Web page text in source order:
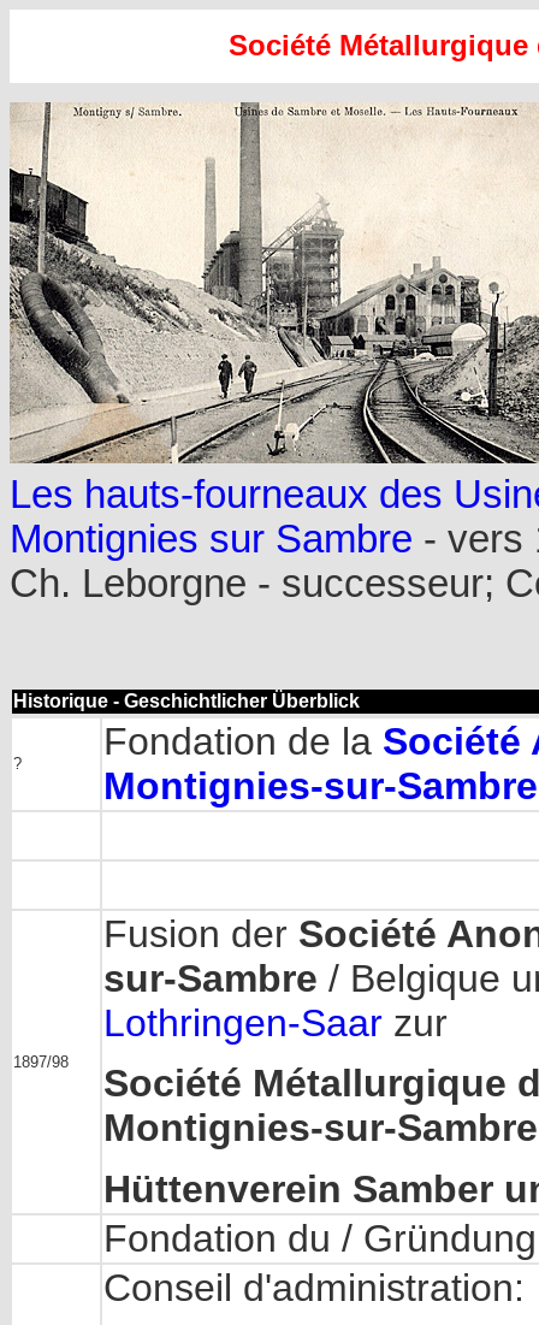
Société Métallurgique
Les hauts-fourneaux des
Montignies sur Sambre - vers
Ch. Leborgne - successeur;
Historique - Geschichtlicher Überblick
?
Fondation de la Société
Montignies-sur-Sambre
1897/98
Fusion der Société
sur-Sambre / Belgique
Lothringen-Saar zur
Société Métallurgique
Montignies-sur-
Hüttenverein Samber
Fondation du /
Conseil d'administration: